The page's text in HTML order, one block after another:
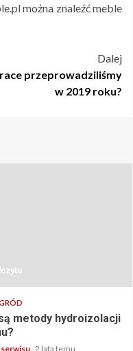
można znaleźć meble
Dalej
przeprowadziliśmy
w 2019 roku?
metody hydroizolacji
2 lata temu